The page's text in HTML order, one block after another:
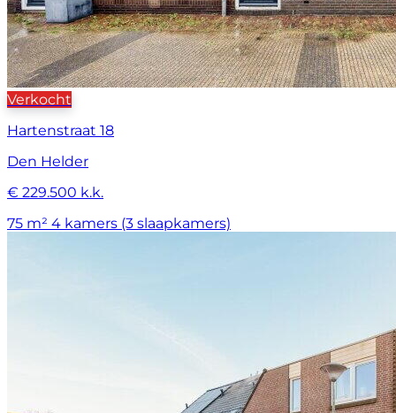
Verkocht
Hartenstraat 18
Den Helder
€ 229.500 k.k.
75 m² 4 kamers (3 slaapkamers)